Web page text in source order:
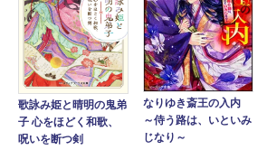
歌詠み姫と晴明の鬼弟
子 心をほどく和歌、
呪いを断つ剣
なりゆき斎王の入内
～侍う路は、いといみ
じなり～